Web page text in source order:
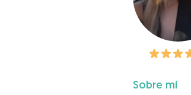
Sobre mí